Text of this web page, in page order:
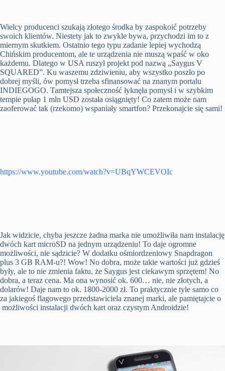
Wielcy producenci szukają złotego środka by zaspokoić potrzeby
swoich klientów. Niestety jak to zwykle bywa, przychodzi im to z
miernym skutkiem. Ostatnio tego typu zadanie lepiej wychodzą
Chińskim producentom, ale te urządzenia nie muszą wpaść w oko
każdemu. Dlatego w USA ruszył projekt pod nazwą „Saygus V
SQUARED”. Ku waszemu zdziwieniu, aby wszystko poszło po
dobrej myśli, ów pomysł trzeba sfinansować na znanym portalu
INDIEGOGO. Tamtejsza społeczność łyknęła pomysł i w szybkim
tempie pułap 1 mln USD została osiągnięty! Co zatem może nam
zaoferować tak (rzekomo) wspaniały smartfon? Przekonajcie się sami!
https://www.youtube.com/watch?v=UBqYWCEVOIc
Jak widzicie, chyba jeszcze żadna marka nie umożliwiła nam instalację
dwóch kart microSD na jednym urządzeniu! To daje ogromne
możliwości, nie sądzicie? W dodatku ośmiordzeniowy Snapdragon
plus 3 GB RAM-u?! Wow! No dobra, może takie wartości już gdzieś
były, ale to nie zmienia faktu, że Saygus jest ciekawym sprzętem! No
dobra, a teraz cena. Ma ona wynosić ok. 600… nie, nie złotych, a
dolarów! Daje nam to ok. 1800-2000 zł. To praktycznie tyle samo co
za jakiegoś flagowego przedstawiciela znanej marki, ale pamiętajcie o
możliwości instalacji dwóch kart oraz czystym Androidzie!